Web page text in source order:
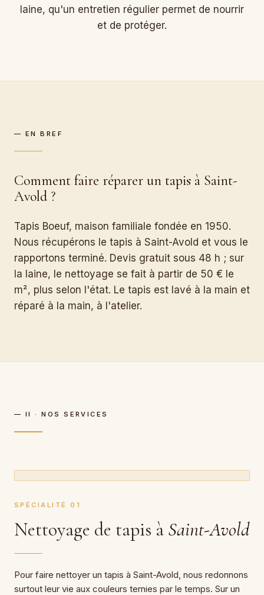
laine, qu'un entretien régulier permet de nourrir
et de protéger.
— EN BREF
Comment faire réparer un tapis à Saint-
Avold ?
Tapis Boeuf, maison familiale fondée en 1950.
Nous récupérons le tapis à Saint-Avold et vous le
rapportons terminé. Devis gratuit sous 48 h ; sur
la laine, le nettoyage se fait à partir de 50 € le
m², plus selon l'état. Le tapis est lavé à la main et
réparé à la main, à l'atelier.
— II · NOS SERVICES
SPÉCIALITÉ 01
Nettoyage de tapis à Saint-Avold
Pour faire nettoyer un tapis à Saint-Avold, nous redonnons
surtout leur vie aux couleurs ternies par le temps. Sur un